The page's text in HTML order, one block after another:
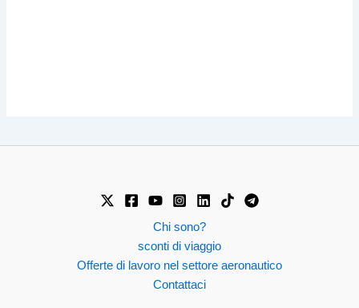
Chi sono?
sconti di viaggio
Offerte di lavoro nel settore aeronautico
Contattaci